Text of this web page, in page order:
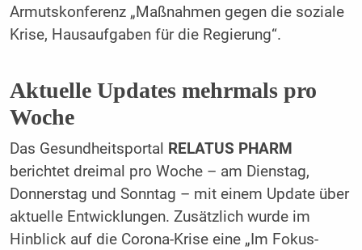
Armutskonferenz „Maßnahmen gegen die soziale
Krise, Hausaufgaben für die Regierung“.
Aktuelle Updates mehrmals pro
Woche
Das Gesundheitsportal
RELATUS PHARM
berichtet dreimal pro Woche – am Dienstag,
Donnerstag und Sonntag – mit einem Update über
aktuelle Entwicklungen. Zusätzlich wurde im
Hinblick auf die Corona-Krise eine „Im Fokus-